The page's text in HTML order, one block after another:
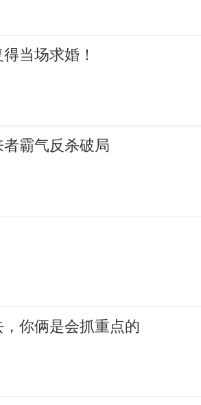
当场求婚！
霸气反杀破局
你俩是会抓重点的